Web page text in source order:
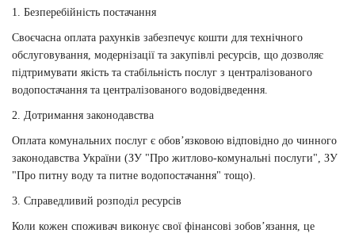
1. Безперебійність постачання
Своєчасна оплата рахунків забезпечує кошти для технічного
обслуговування, модернізації та закупівлі ресурсів, що дозволяє
підтримувати якість та стабільність послуг з централізованого
водопостачання та централізованого водовідведення.
2. Дотримання законодавства
Оплата комунальних послуг є обов’язковою відповідно до чинного
законодавства України (ЗУ "Про житлово-комунальні послуги", ЗУ
"Про питну воду та питне водопостачання" тощо).
3. Справедливий розподіл ресурсів
Коли кожен споживач виконує свої фінансові зобов’язання, це